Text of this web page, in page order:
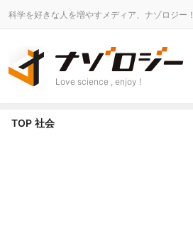
科学を好きな人を増やすメディア、ナゾロジー！
Love science , enjoy !
TOP 社会